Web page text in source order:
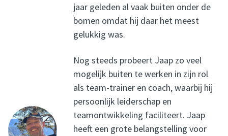
jaar geleden al vaak buiten onder de
bomen omdat hij daar het meest
gelukkig was.
Nog steeds probeert Jaap zo veel
mogelijk buiten te werken in zijn rol
als team-trainer en coach, waarbij hij
persoonlijk leiderschap en
teamontwikkeling faciliteert. Jaap
heeft een grote belangstelling voor